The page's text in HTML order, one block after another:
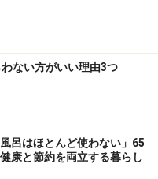
ある場合
力が充実している今の
たい」という方は、繰
の選択となるでしょ
ない方がいい理由3つ
呂はほとんど使わない」65
康と節約を両立する暮らし